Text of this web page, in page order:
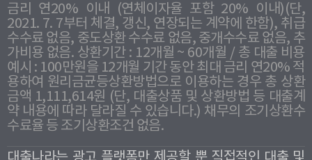
금리 연20% 이내 (연체이자율 포함 20% 이내)(단,
2021. 7. 7부터 체결, 갱신, 연장되는 계약에 한함), 취급
수수료 없음, 중도상환 수수료 없음, 중개수수료 없음, 추
가비용 없음. 상환기간 : 12개월 ~ 60개월 / 총 대출 비용
예시 : 100만원을 12개월 기간 동안 최대 금리 연20% 적
용하여 원리금균등상환방법으로 이용하는 경우 총 상환
금액 1,111,614원 (단, 대출상품 및 상환방법 등 대출계
약 내용에 따라 달라질 수 있습니다.) 채무의 조기상환수
수료율 등 조기상환조건 없음.